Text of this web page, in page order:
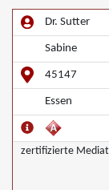
Dr. Sutter
Sabine
45147
Essen
zertifizierte